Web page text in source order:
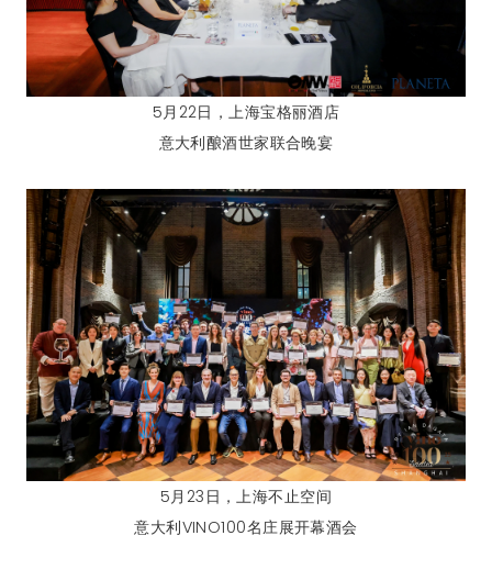
5月22日，上海宝格丽酒店
意大利酿酒世家联合晚宴
5月23日，上海不止空间
意大利VINO100名庄展开幕酒会